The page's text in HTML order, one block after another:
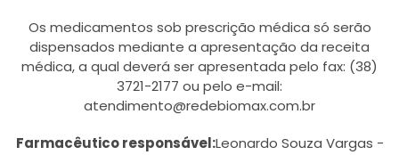
Os medicamentos sob prescrição médica só serão
dispensados mediante a apresentação da receita
médica, a qual deverá ser apresentada pelo fax: (38)
3721-2177 ou pelo e-mail:
atendimento@redebiomax.com.br
Farmacêutico responsável:Leonardo Souza Vargas -